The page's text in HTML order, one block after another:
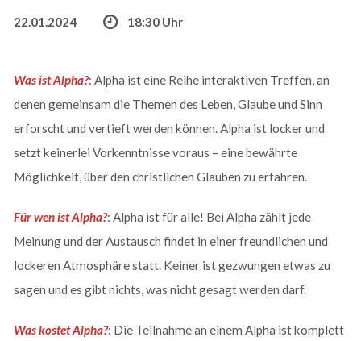
22.01.2024 18:30 Uhr
Was ist Alpha?: Alpha ist eine Reihe interaktiven Treffen, an
denen gemeinsam die Themen des Leben, Glaube und Sinn
erforscht und vertieft werden können. Alpha ist locker und
setzt keinerlei Vorkenntnisse voraus – eine bewährte
Möglichkeit, über den christlichen Glauben zu erfahren.
Für wen ist Alpha?: Alpha ist für alle! Bei Alpha zählt jede
Meinung und der Austausch findet in einer freundlichen und
lockeren Atmosphäre statt. Keiner ist gezwungen etwas zu
sagen und es gibt nichts, was nicht gesagt werden darf.
Was kostet Alpha?: Die Teilnahme an einem Alpha ist komplett